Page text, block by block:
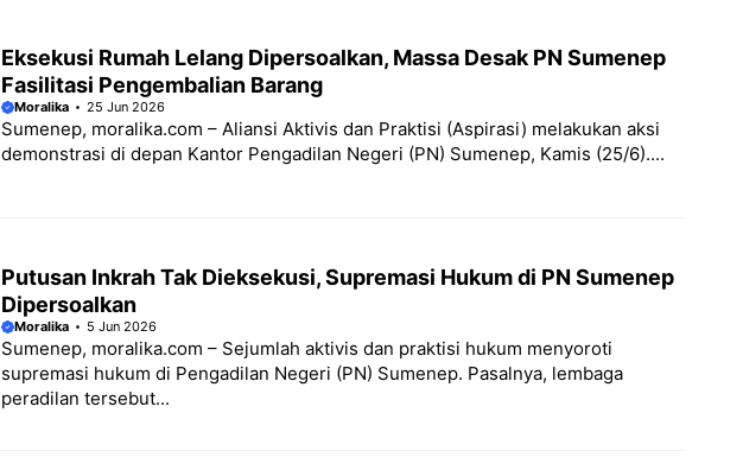
Eksekusi Rumah Lelang Dipersoalkan, Massa Desak PN Sumenep
Fasilitasi Pengembalian Barang
Moralika 25 Jun 2026
Sumenep, moralika.com – Aliansi Aktivis dan Praktisi (Aspirasi) melakukan aksi
demonstrasi di depan Kantor Pengadilan Negeri (PN) Sumenep, Kamis (25/6)....
Putusan Inkrah Tak Dieksekusi, Supremasi Hukum di PN Sumenep
Dipersoalkan
Moralika 5 Jun 2026
Sumenep, moralika.com – Sejumlah aktivis dan praktisi hukum menyoroti
supremasi hukum di Pengadilan Negeri (PN) Sumenep. Pasalnya, lembaga
peradilan tersebut...